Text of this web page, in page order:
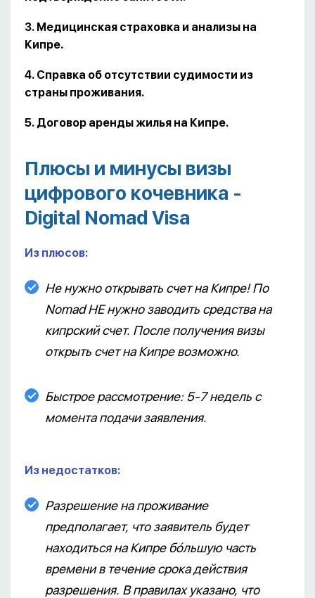
3. Медицинская страховка и анализы на
Кипре.
4. Справка об отсутствии судимости из
страны проживания.
5. Договор аренды жилья на Кипре.
Плюсы и минусы визы
цифрового кочевника -
Digital Nomad Visa
Из плюсов:
Не нужно открывать счет на Кипре! По
Nomad НЕ нужно заводить средства на
кипрский счет. После получения визы
открыть счет на Кипре возможно.
Быстрое рассмотрение: 5-7 недель с
момента подачи заявления.
Из недостатков:
Разрешение на проживание
предполагает, что заявитель будет
находиться на Кипре бóльшую часть
времени в течение срока действия
разрешения. В правилах указано, что